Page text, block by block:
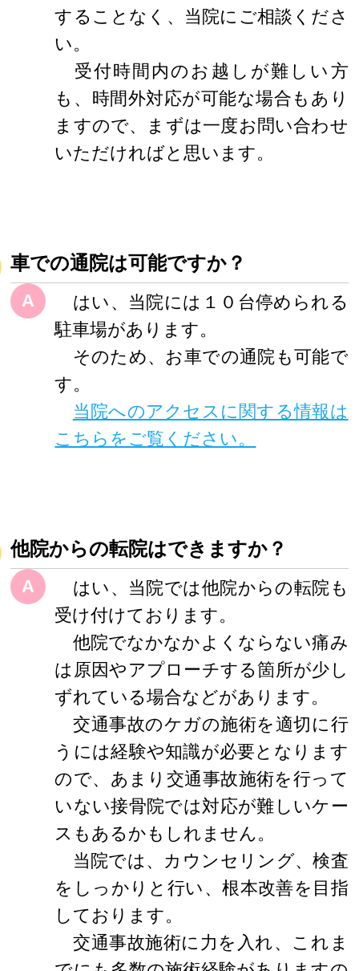
することなく、当院にご相談くださ
い。
受付時間内のお越しが難しい方
も、時間外対応が可能な場合もあり
ますので、まずは一度お問い合わせ
いただければと思います。
車での通院は可能ですか？
A
はい、当院には１０台停められる
駐車場があります。
そのため、お車での通院も可能で
す。
当院へのアクセスに関する情報は
こちらをご覧ください。
他院からの転院はできますか？
A
はい、当院では他院からの転院も
受け付けております。
他院でなかなかよくならない痛み
は原因やアプローチする箇所が少し
ずれている場合などがあります。
交通事故のケガの施術を適切に行
うには経験や知識が必要となります
ので、あまり交通事故施術を行って
いない接骨院では対応が難しいケー
スもあるかもしれません。
当院では、カウンセリング、検査
をしっかりと行い、根本改善を目指
しております。
交通事故施術に力を入れ、これま